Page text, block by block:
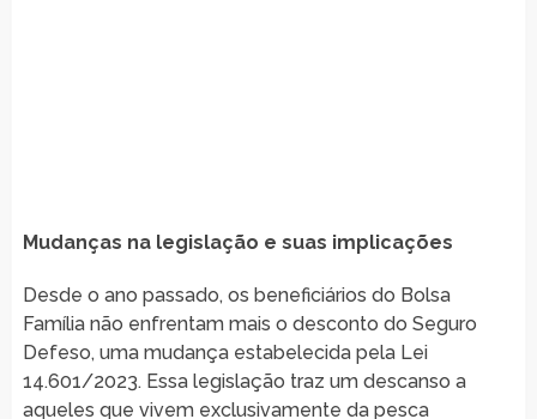
Mudanças na legislação e suas implicações
Desde o ano passado, os beneficiários do Bolsa
Família não enfrentam mais o desconto do Seguro
Defeso, uma mudança estabelecida pela Lei
14.601/2023. Essa legislação traz um descanso a
aqueles que vivem exclusivamente da pesca